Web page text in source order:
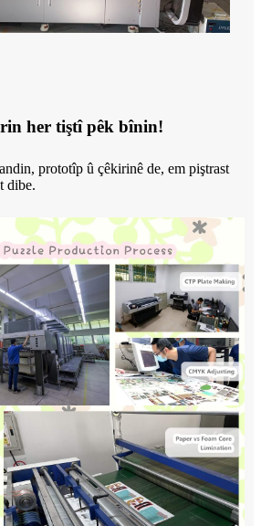
her tiştî pêk bînin!
prototîp û çêkirinê de, em piştrast
dibe.